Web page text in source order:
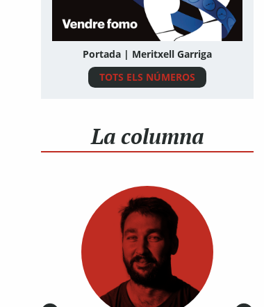
Portada | Meritxell Garriga
TOTS ELS NÚMEROS
La columna